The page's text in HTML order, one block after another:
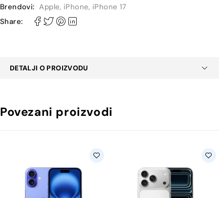
Brendovi: Apple, iPhone, iPhone 17
Share:
DETALJI O PROIZVODU
Povezani proizvodi